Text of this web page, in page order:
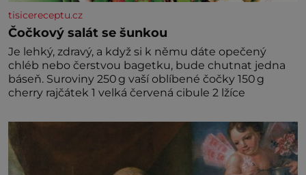
tisicereceptu.cz
Čočkový salát se šunkou
Je lehký, zdravý, a když si k němu dáte opečený
chléb nebo čerstvou bagetku, bude chutnat jedna
báseň. Suroviny 250 g vaší oblíbené čočky 150 g
cherry rajčátek 1 velká červená cibule 2 lžíce